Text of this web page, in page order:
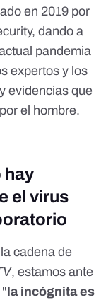
en 2019 por
dando a
pandemia
expertos y los
evidencias que
el hombre.
hay
el virus
cadena de
, estamos ante
" la incógnita es